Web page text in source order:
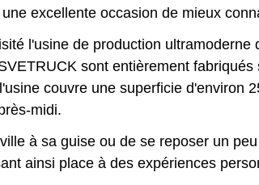
excellente occasion de mieux
l'usine de production
sont entièrement
couvre une superficie d'environ
midi.
à sa guise ou de se reposer un
ainsi place à des expériences